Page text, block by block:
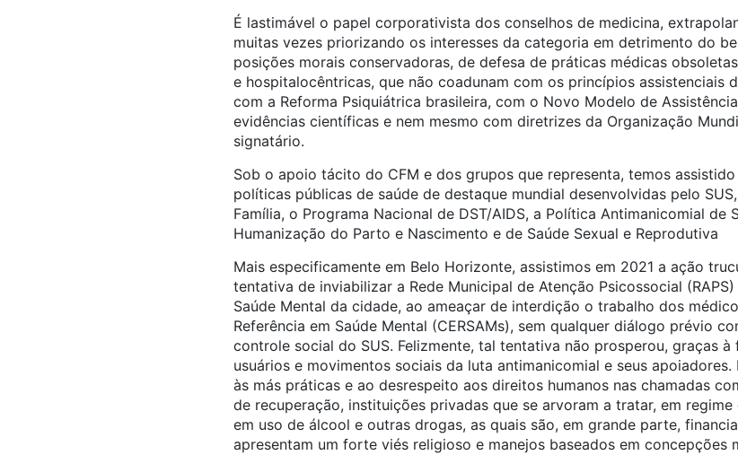
É lastimável o papel corporativista dos conselhos de medicina,
muitas vezes priorizando os interesses da categoria em detrimento do
posições morais conservadoras, de defesa de práticas médicas
e hospitalocêntricas, que não coadunam com os princípios assistenciais
com a Reforma Psiquiátrica brasileira, com o Novo Modelo de
evidências científicas e nem mesmo com diretrizes da Organização
signatário.
Sob o apoio tácito do CFM e dos grupos que representa, temos
políticas públicas de saúde de destaque mundial desenvolvidas pelo
Família, o Programa Nacional de DST/AIDS, a Política Antimanicomial de
Humanização do Parto e Nascimento e de Saúde Sexual e Reprodutiva
Mais especificamente em Belo Horizonte, assistimos em 2021 a ação
tentativa de inviabilizar a Rede Municipal de Atenção Psicossocial
Saúde Mental da cidade, ao ameaçar de interdição o trabalho dos
Referência em Saúde Mental (CERSAMs), sem qualquer diálogo prévio
controle social do SUS. Felizmente, tal tentativa não prosperou, graças
usuários e movimentos sociais da luta antimanicomial e seus
às más práticas e ao desrespeito aos direitos humanos nas chamadas
de recuperação, instituições privadas que se arvoram a tratar, em
em uso de álcool e outras drogas, as quais são, em grande parte,
apresentam um forte viés religioso e manejos baseados em concepções